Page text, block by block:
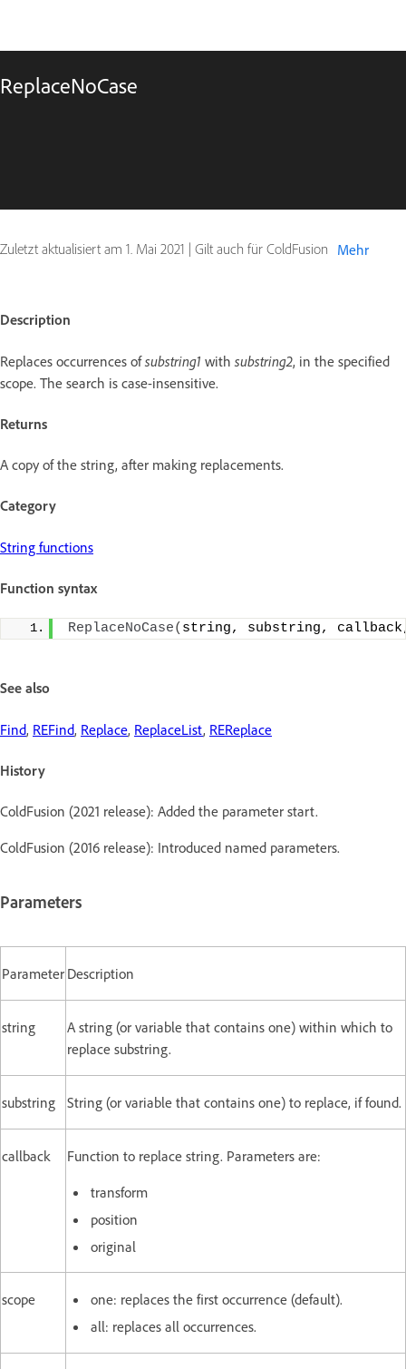
ReplaceNoCase
Zuletzt aktualisiert am 1. Mai 2021 | Gilt auch für ColdFusion Mehr
Description
Replaces occurrences ofsubstring1 with substring2, in the specified
scope. The search is case-insensitive.
Returns
A copy of the string, after making replacements.
Category
String functions
Function syntax
ReplaceNoCase( string, substring,
See also
Find, REFind, Replace, ReplaceList, REReplace
History
ColdFusion (2021 release): Added the parameter start.
ColdFusion (2016 release): Introduced named parameters.
Parameters
Parameter Description
string
A string (or variable that contains one) within which to
replace substring.
substring String (or variable that contains one) to replace, if found.
callback
Function to replace string. Parameters are:
transform
position
original
scope
one: replaces the first occurrence (default).
all: replaces all occurrences.